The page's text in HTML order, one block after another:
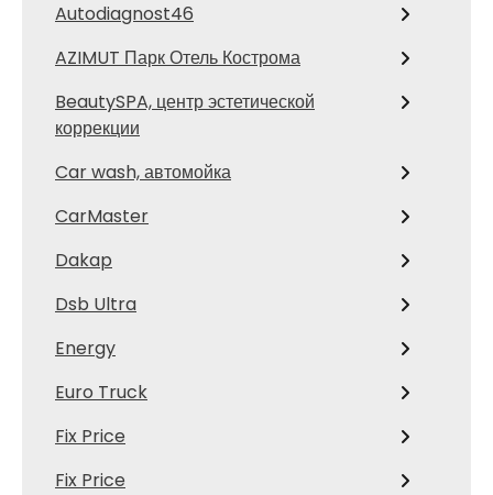
Autodiagnost46
AZIMUT Парк Отель Кострома
BeautySPA, центр эстетической
коррекции
Car wash, автомойка
CarMaster
Dakap
Dsb Ultra
Energy
Euro Truck
Fix Price
Fix Price